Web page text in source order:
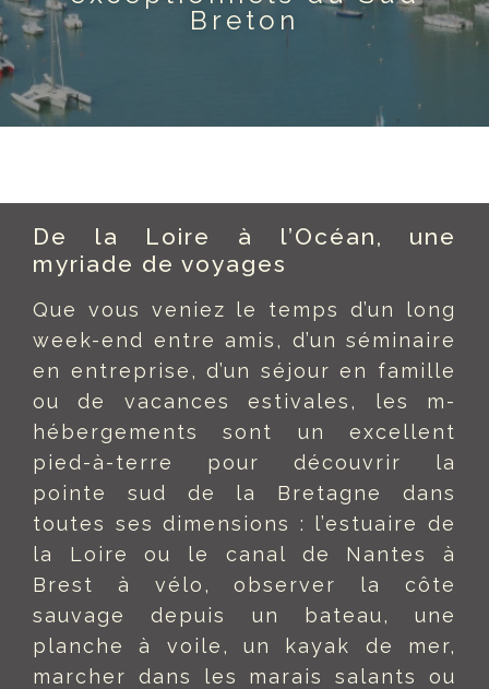
Breton
De la Loire à l’Océan, une
myriade de voyages
Que vous veniez le temps d’un long
week-end entre amis, d’un séminaire
en entreprise, d’un séjour en famille
ou de vacances estivales, les m-
hébergements sont un excellent
pied-à-terre pour découvrir la
pointe sud de la Bretagne dans
toutes ses dimensions : l’estuaire de
la Loire ou le canal de Nantes à
Brest à vélo, observer la côte
sauvage depuis un bateau, une
planche à voile, un kayak de mer,
marcher dans les marais salants ou